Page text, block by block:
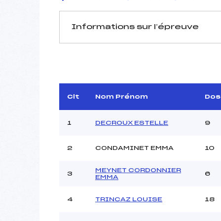
Informations sur l’épreuve
Arbitre :
Assistant :
MANCHE 1
Heure de départ :
Ouvreurs A :
Clt Nom Prénom Dos
1 DECROUX ESTELLE 9
2 CONDAMINET EMMA 10
3
MEYNET CORDONNIER
EMMA
6
4 TRINCAZ LOUISE 18